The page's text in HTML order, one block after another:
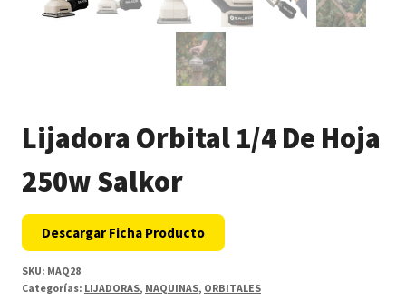
Lijadora Orbital 1/4 De Hoja
250w Salkor
Descargar Ficha Producto
SKU: MAQ28
Categorías: LIJADORAS, MAQUINAS, ORBITALES